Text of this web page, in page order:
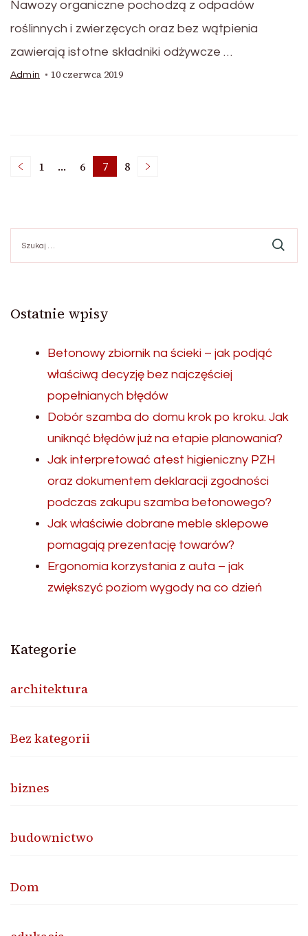
Nawozy organiczne pochodzą z odpadów
roślinnych i zwierzęcych oraz bez wątpienia
zawierają istotne składniki odżywcze …
Admin 10 czerwca 2019
Stronicowanie
wpisów
Strona
1 … Strona
6 Strona
7 Strona
8
Ostatnie wpisy
Betonowy zbiornik na ścieki – jak podjąć
właściwą decyzję bez najczęściej
popełnianych błędów
Dobór szamba do domu krok po kroku. Jak
uniknąć błędów już na etapie planowania?
Jak interpretować atest higieniczny PZH
oraz dokumentem deklaracji zgodności
podczas zakupu szamba betonowego?
Jak właściwie dobrane meble sklepowe
pomagają prezentację towarów?
Ergonomia korzystania z auta – jak
zwiększyć poziom wygody na co dzień
Kategorie
architektura
Bez kategorii
biznes
budownictwo
Dom